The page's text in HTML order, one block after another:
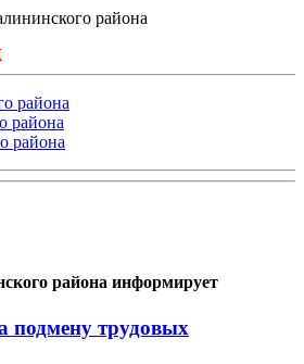
района информирует
подмену трудовых